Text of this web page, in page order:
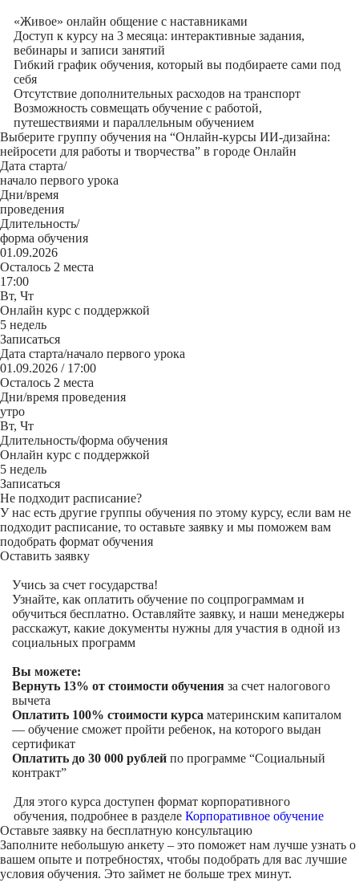
«Живое» онлайн общение с наставниками
Доступ к курсу на 3 месяца: интерактивные задания,
вебинары и записи занятий
Гибкий график обучения, который вы подбираете сами под
себя
Отсутствие дополнительных расходов на транспорт
Возможность совмещать обучение с работой,
путешествиями и параллельным обучением
Выберите группу обучения на “Онлайн-курсы ИИ-дизайна:
нейросети для работы и творчества” в городе Онлайн
Дата старта/
начало первого урока
Дни/время
проведения
Длительность/
форма обучения
01.09.2026
Осталось 2 места
17:00
Вт, Чт
Онлайн курс с поддержкой
5 недель
Записаться
Дата старта/начало первого урока
01.09.2026 / 17:00
Осталось 2 места
Дни/время проведения
утро
Вт, Чт
Длительность/форма обучения
Онлайн курс с поддержкой
5 недель
Записаться
Не подходит расписание?
У нас есть другие группы обучения по этому курсу, если вам не
подходит расписание, то оставьте заявку и мы поможем вам
подобрать формат обучения
Оставить заявку
Учись за счет государства!
Узнайте, как оплатить обучение по соцпрограммам и
обучиться бесплатно. Оставляйте заявку, и наши менеджеры
расскажут, какие документы нужны для участия в одной из
социальных программ
Вы можете:
Вернуть 13% от стоимости обучения за счет налогового
вычета
Оплатить 100% стоимости курса материнским капиталом
— обучение сможет пройти ребенок, на которого выдан
сертификат
Оплатить до 30 000 рублей по программе “Социальный
контракт”
Для этого курса доступен формат корпоративного
обучения, подробнее в разделе Корпоративное обучение
Оставьте заявку на бесплатную консультацию
Заполните небольшую анкету – это поможет нам лучше узнать о
вашем опыте и потребностях, чтобы подобрать для вас лучшие
условия обучения. Это займет не больше трех минут.